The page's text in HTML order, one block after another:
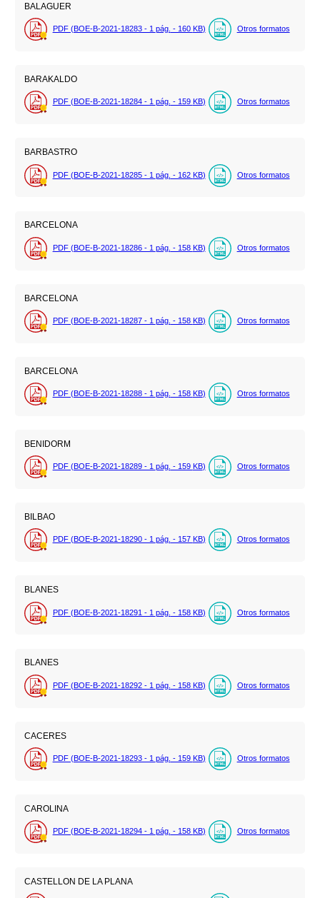
BALAGUER
PDF (BOE-B-2021-18283 - 1 pág. - 160 KB) Otros formatos
BARAKALDO
PDF (BOE-B-2021-18284 - 1 pág. - 159 KB) Otros formatos
BARBASTRO
PDF (BOE-B-2021-18285 - 1 pág. - 162 KB) Otros formatos
BARCELONA
PDF (BOE-B-2021-18286 - 1 pág. - 158 KB) Otros formatos
BARCELONA
PDF (BOE-B-2021-18287 - 1 pág. - 158 KB) Otros formatos
BARCELONA
PDF (BOE-B-2021-18288 - 1 pág. - 158 KB) Otros formatos
BENIDORM
PDF (BOE-B-2021-18289 - 1 pág. - 159 KB) Otros formatos
BILBAO
PDF (BOE-B-2021-18290 - 1 pág. - 157 KB) Otros formatos
BLANES
PDF (BOE-B-2021-18291 - 1 pág. - 158 KB) Otros formatos
BLANES
PDF (BOE-B-2021-18292 - 1 pág. - 158 KB) Otros formatos
CACERES
PDF (BOE-B-2021-18293 - 1 pág. - 159 KB) Otros formatos
CAROLINA
PDF (BOE-B-2021-18294 - 1 pág. - 158 KB) Otros formatos
CASTELLON DE LA PLANA